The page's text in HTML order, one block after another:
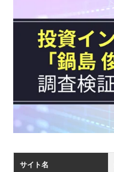
サイト名